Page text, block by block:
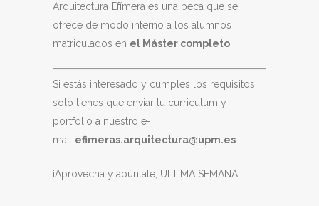
Arquitectura Efímera es una beca que se
ofrece de modo interno a los alumnos
matriculados en el Máster completo.
Si estás interesado y cumples los requisitos,
solo tienes que enviar tu curriculum y
portfolio a nuestro e-
mail efimeras.arquitectura@upm.es
¡Aprovecha y apúntate, ÚLTIMA SEMANA!